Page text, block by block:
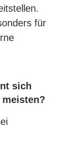
für
sich
meisten?